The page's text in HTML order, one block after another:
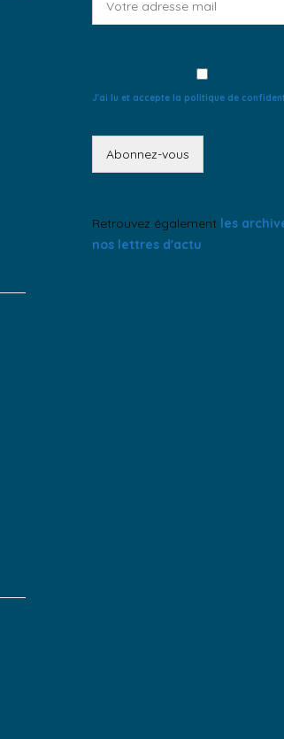
J'ai lu et accepte la politique de
Retrouvez également les
nos lettres d'actu